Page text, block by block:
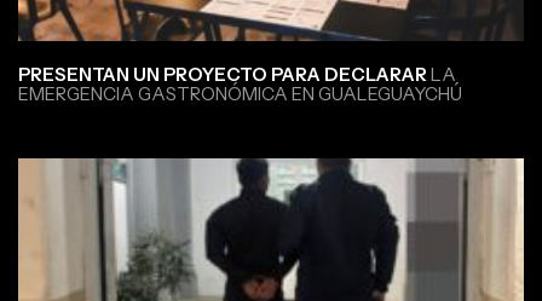
PRESENTAN UN PROYECTO PARA DECLARARLA
EMERGENCIA GASTRONÓMICA EN GUALEGUAYCHÚ